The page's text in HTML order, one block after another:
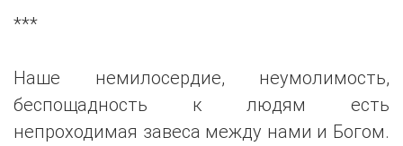
***
Наше немилосердие, неумолимость,
беспощадность к людям есть
непроходимая завеса между нами и Богом.